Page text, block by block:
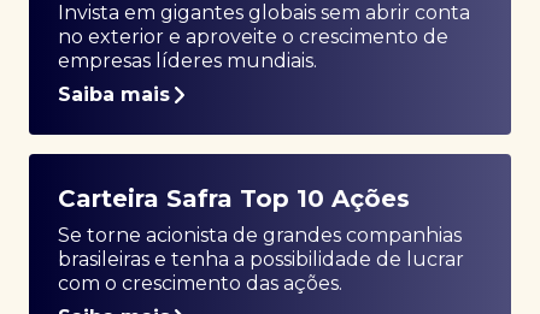
Invista em gigantes globais sem abrir conta
no exterior e aproveite o crescimento de
empresas líderes mundiais.
Saiba mais
Carteira Safra Top 10 Ações
Se torne acionista de grandes companhias
brasileiras e tenha a possibilidade de lucrar
com o crescimento das ações.